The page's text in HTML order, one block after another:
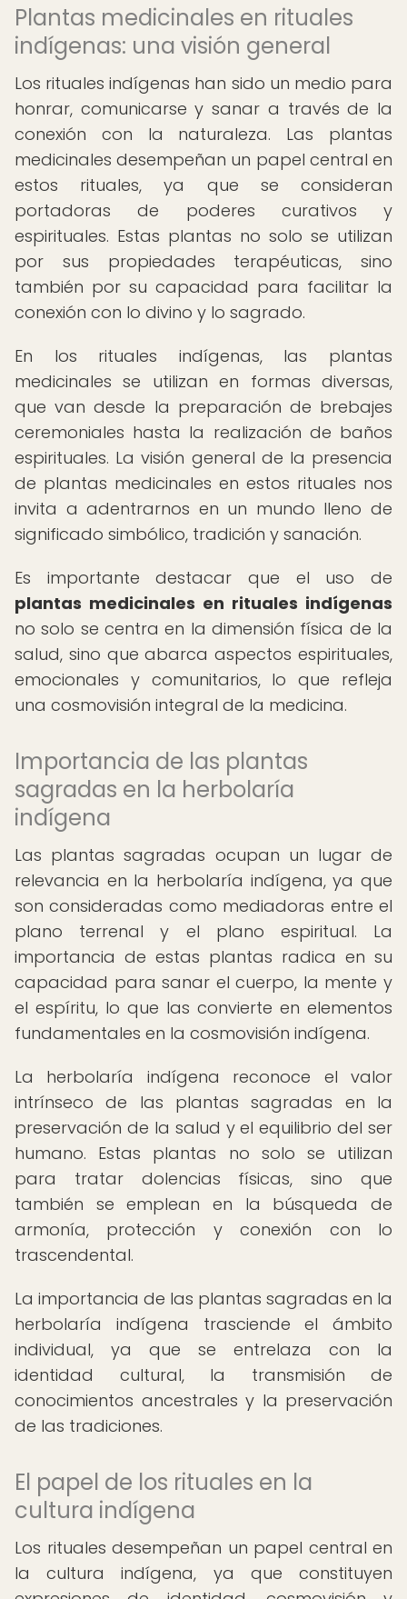
Plantas medicinales en rituales
indígenas: una visión general
Los rituales indígenas han sido un medio para
honrar, comunicarse y sanar a través de la
conexión con la naturaleza. Las plantas
medicinales desempeñan un papel central en
estos rituales, ya que se consideran
portadoras de poderes curativos y
espirituales. Estas plantas no solo se utilizan
por sus propiedades terapéuticas, sino
también por su capacidad para facilitar la
conexión con lo divino y lo sagrado.
En los rituales indígenas, las plantas
medicinales se utilizan en formas diversas,
que van desde la preparación de brebajes
ceremoniales hasta la realización de baños
espirituales. La visión general de la presencia
de plantas medicinales en estos rituales nos
invita a adentrarnos en un mundo lleno de
significado simbólico, tradición y sanación.
Es importante destacar que el uso de
plantas medicinales en rituales indígenas
no solo se centra en la dimensión física de la
salud, sino que abarca aspectos espirituales,
emocionales y comunitarios, lo que refleja
una cosmovisión integral de la medicina.
Importancia de las plantas
sagradas en la herbolaría
indígena
Las plantas sagradas ocupan un lugar de
relevancia en la herbolaría indígena, ya que
son consideradas como mediadoras entre el
plano terrenal y el plano espiritual. La
importancia de estas plantas radica en su
capacidad para sanar el cuerpo, la mente y
el espíritu, lo que las convierte en elementos
fundamentales en la cosmovisión indígena.
La herbolaría indígena reconoce el valor
intrínseco de las plantas sagradas en la
preservación de la salud y el equilibrio del ser
humano. Estas plantas no solo se utilizan
para tratar dolencias físicas, sino que
también se emplean en la búsqueda de
armonía, protección y conexión con lo
trascendental.
La importancia de las plantas sagradas en la
herbolaría indígena trasciende el ámbito
individual, ya que se entrelaza con la
identidad cultural, la transmisión de
conocimientos ancestrales y la preservación
de las tradiciones.
El papel de los rituales en la
cultura indígena
Los rituales desempeñan un papel central en
la cultura indígena, ya que constituyen